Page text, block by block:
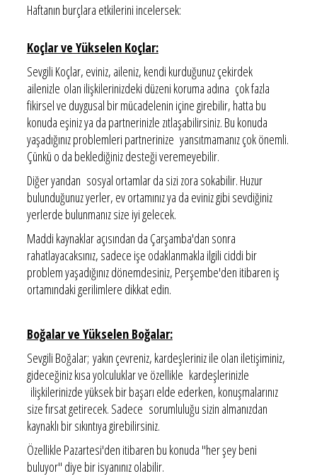
Haftanın burçlara etkilerini incelersek:
Koçlar ve Yükselen Koçlar:
Sevgili Koçlar, eviniz, aileniz, kendi kurduğunuz çekirdek
ailenizle olan ilişkilerinizdeki düzeni koruma adına çok fazla
fikirsel ve duygusal bir mücadelenin içine girebilir, hatta bu
konuda eşiniz ya da partnerinizle zıtlaşabilirsiniz. Bu konuda
yaşadığınız problemleri partnerinize yansıtmamanız çok önemli.
Çünkü o da beklediğiniz desteği veremeyebilir.
Diğer yandan sosyal ortamlar da sizi zora sokabilir. Huzur
bulunduğunuz yerler, ev ortamınız ya da eviniz gibi sevdiğiniz
yerlerde bulunmanız size iyi gelecek.
Maddi kaynaklar açısından da Çarşamba'dan sonra
rahatlayacaksınız, sadece işe odaklanmakla ilgili ciddi bir
problem yaşadığınız dönemdesiniz, Perşembe'den itibaren iş
ortamındaki gerilimlere dikkat edin.
Boğalar ve Yükselen Boğalar:
Sevgili Boğalar; yakın çevreniz, kardeşleriniz ile olan iletişiminiz,
gideceğiniz kısa yolculuklar ve özellikle kardeşlerinizle
ilişkilerinizde yüksek bir başarı elde ederken, konuşmalarınız
size fırsat getirecek. Sadece sorumluluğu sizin almanızdan
kaynaklı bir sıkıntıya girebilirsiniz.
Özellikle Pazartesi'den itibaren bu konuda "her şey beni
buluyor" diye bir isyanınız olabilir.